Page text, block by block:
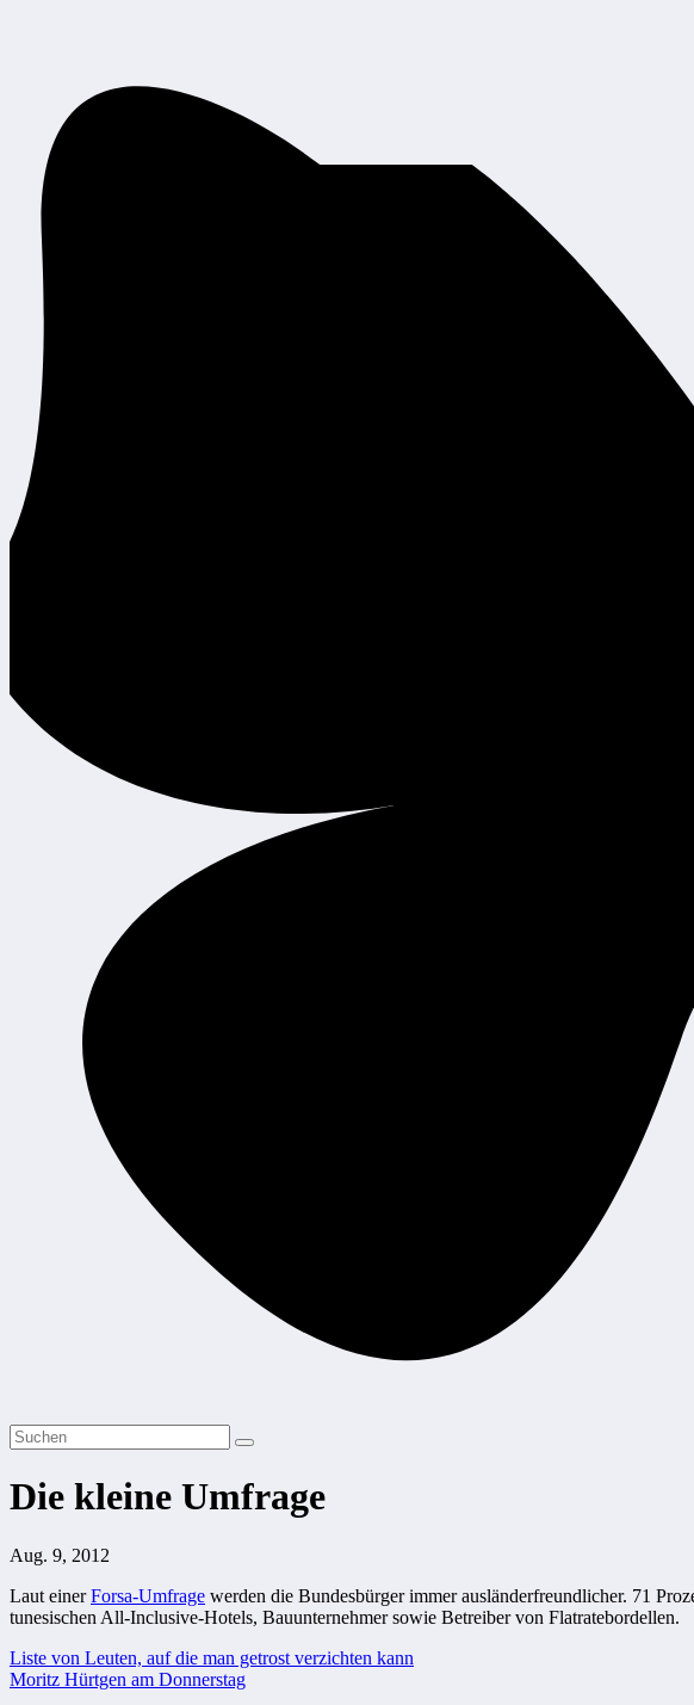
Die kleine Umfrage
Aug. 9, 2012
Laut einerForsa-Umfrage werden die Bundesbürger immer ausländerfreundlicher. 71
tunesischen All-Inclusive-Hotels, Bauunternehmer sowie Betreiber von Flatratebordellen.
Beitragsnavigation
Liste von Leuten, auf die man getrost verzichten kann
Moritz Hürtgen am Donnerstag